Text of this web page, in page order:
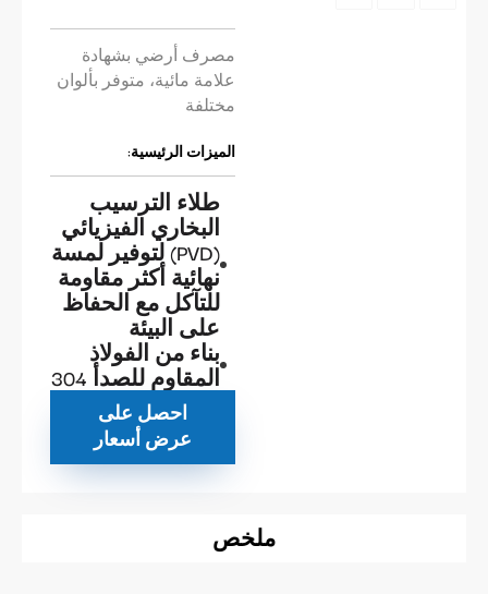
مصرف أرضي بشهادة
علامة مائية، متوفر بألوان
مختلفة
الميزات الرئيسية:
طلاء الترسيب
البخاري الفيزيائي
(PVD) لتوفير لمسة
نهائية أكثر مقاومة
للتآكل مع الحفاظ
على البيئة
بناء من الفولاذ
المقاوم للصدأ 304
احصل على
عرض أسعار
ملخص